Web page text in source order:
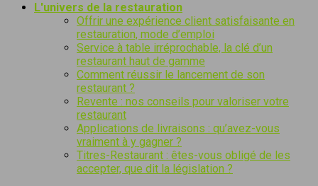
L'univers de la restauration
Offrir une expérience client satisfaisante en
restauration, mode d’emploi
Service à table irréprochable, la clé d’un
restaurant haut de gamme
Comment réussir le lancement de son
restaurant ?
Revente : nos conseils pour valoriser votre
restaurant
Applications de livraisons : qu’avez-vous
vraiment à y gagner ?
Titres-Restaurant : êtes-vous obligé de les
accepter, que dit la législation ?